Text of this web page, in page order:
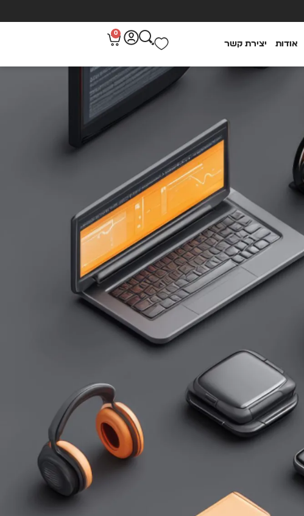
אודות יצירת קשר
0